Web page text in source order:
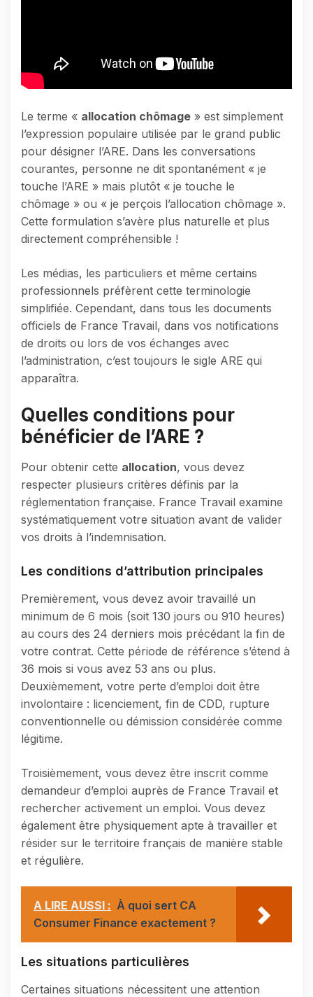
Le terme « allocation chômage » est simplement
l’expression populaire utilisée par le grand public
pour désigner l’ARE. Dans les conversations
courantes, personne ne dit spontanément « je
touche l’ARE » mais plutôt « je touche le
chômage » ou « je perçois l’allocation chômage ».
Cette formulation s’avère plus naturelle et plus
directement compréhensible !
Les médias, les particuliers et même certains
professionnels préfèrent cette terminologie
simplifiée. Cependant, dans tous les documents
officiels de France Travail, dans vos notifications
de droits ou lors de vos échanges avec
l’administration, c’est toujours le sigle ARE qui
apparaîtra.
Quelles conditions pour
bénéficier de l’ARE ?
Pour obtenir cette allocation, vous devez
respecter plusieurs critères définis par la
réglementation française. France Travail examine
systématiquement votre situation avant de valider
vos droits à l’indemnisation.
Les conditions d’attribution principales
Premièrement, vous devez avoir travaillé un
minimum de 6 mois (soit 130 jours ou 910 heures)
au cours des 24 derniers mois précédant la fin de
votre contrat. Cette période de référence s’étend à
36 mois si vous avez 53 ans ou plus.
Deuxièmement, votre perte d’emploi doit être
involontaire : licenciement, fin de CDD, rupture
conventionnelle ou démission considérée comme
légitime.
Troisièmement, vous devez être inscrit comme
demandeur d’emploi auprès de France Travail et
rechercher activement un emploi. Vous devez
également être physiquement apte à travailler et
résider sur le territoire français de manière stable
et régulière.
A LIRE AUSSI : À quoi sert CA
Consumer Finance exactement ?
Les situations particulières
Certaines situations nécessitent une attention